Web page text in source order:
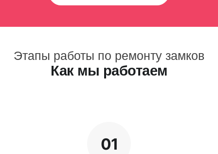
Этапы работы по ремонту замков
Как мы работаем
01